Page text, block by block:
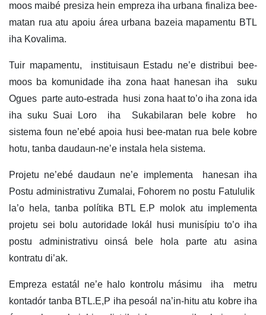
moos maibé presiza hein empreza iha urbana finaliza bee-
matan rua atu apoiu área urbana bazeia mapamentu BTL
iha Kovalima.
Tuir mapamentu, instituisaun Estadu ne’e distribui bee-
moos ba komunidade iha zona haat hanesan iha suku
Ogues parte auto-estrada husi zona haat to’o iha zona ida
iha suku Suai Loro iha Sukabilaran bele kobre ho
sistema foun ne’ebé apoia husi bee-matan rua bele kobre
hotu, tanba daudaun-ne’e instala hela sistema.
Projetu ne’ebé daudaun ne’e implementa hanesan iha
Postu administrativu Zumalai, Fohorem no postu Fatululik
la’o hela, tanba polítika BTL E.P molok atu implementa
projetu sei bolu autoridade lokál husi munisípiu to’o iha
postu administrativu oinsá bele hola parte atu asina
kontratu di’ak.
Empreza estatál ne’e halo kontrolu másimu iha metru
kontadór tanba BTL.E,P iha pesoál na’in-hitu atu kobre iha